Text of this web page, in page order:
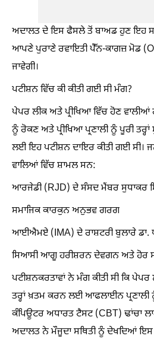
ਅਦਾਲਤ ਦੇ ਇਸ ਫੈਸਲੇ ਤੋਂ ਬਾਅਡ ਹੁਣ ਇਹ
ਆਪਣੇ ਪੁਰਾਣੇ ਰਵਾਇਤੀ ਪੈੱਨ-ਕਾਗਜ਼ ਮੋਡ
ਜਾਵੇਗੀ।
ਪਟੀਸ਼ਨ ਵਿੱਚ ਕੀ ਕੀਤੀ ਗਈ ਸੀ ਮੰਗ?
ਪੇਪਰ ਲੀਕ ਅਤੇ ਪ੍ਰੀਖਿਆ ਵਿੱਚ ਹੋਣ
ਨੂੰ ਰੋਕਣ ਅਤੇ ਪ੍ਰੀਖਿਆ ਪ੍ਰਣਾਲੀ ਨੂੰ ਪੂਰੀ
ਲਈ ਇਹ ਪਟੀਸ਼ਨ ਦਾਇਰ ਕੀਤੀ ਗਈ ਸੀ।
ਵਾਲਿਆਂ ਵਿੱਚ ਸ਼ਾਮਲ ਸਨ:
ਆਰਜੇਡੀ (RJD) ਦੇ ਸੰਸਦ ਮੈਂਬਰ ਸੁਧਾਕਰ
ਸਮਾਜਿਕ ਕਾਰਕੁਨ ਅਨੁਭਵ ਗਰਗ
ਆਈਐਮਏ (IMA) ਦੇ ਰਾਸ਼ਟਰੀ ਬੁਲਾਰੇ ਡਾ.
ਸਿਆਸੀ ਆਗੂ ਹਰੀਸ਼ਰਨ ਦੇਵਗਨ ਅਤੇ ਹੋਰ
ਪਟੀਸ਼ਨਕਰਤਾਵਾਂ ਨੇ ਮੰਗ ਕੀਤੀ ਸੀ ਕਿ
ਤਰ੍ਹਾਂ ਖ਼ਤਮ ਕਰਨ ਲਈ ਆਫਲਾਈਨ
ਕੰਪਿਊਟਰ ਅਧਾਰਤ ਟੈਸਟ (CBT) ਢਾਂਚਾ ਲਾਗੂ
ਅਦਾਲਤ ਨੇ ਮੌਜੂਦਾ ਸਥਿਤੀ ਨੂੰ ਦੇਖਦਿਆਂ